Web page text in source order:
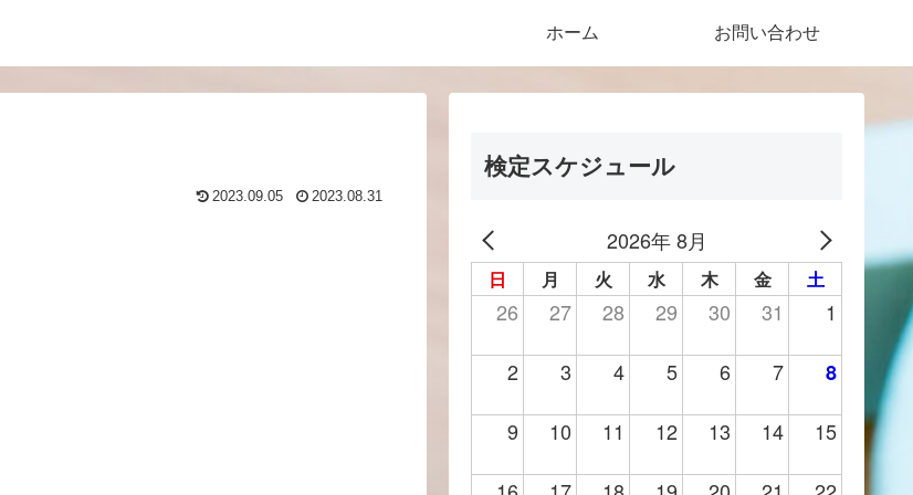
ホーム お問い合わせ
2023.09.05 2023.08.31
検定スケジュール
2026年 8月
日 月 火 水 木 金 土
26 27 28 29 30 31 1
2 3 4 5 6 7 8
9 10 11 12 13 14 15